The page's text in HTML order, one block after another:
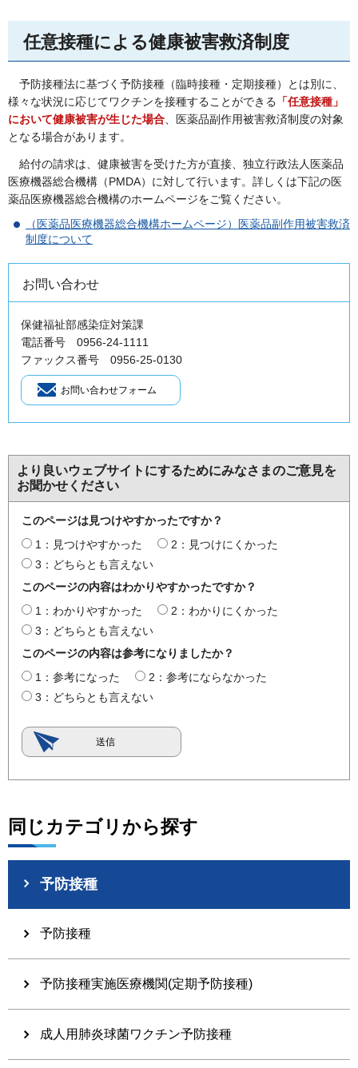
任意接種による健康被害救済制度
予防接種法に基づく予防接種（臨時接種・定期接種）とは別に、
様々な状況に応じてワクチンを接種することができる
「任意接種」
において健康被害が生じた場合、医薬品副作用被害救済制度の対象
となる場合があります。
給付の請求は、健康被害を受けた方が直接、独立行政法人医薬品
医療機器総合機構（PMDA）に対して行います。詳しくは下記の医
薬品医療機器総合機構のホームページをご覧ください。
（医薬品医療機器総合機構ホームページ）医薬品副作用被害救済
制度について
お問い合わせ
保健福祉部感染症対策課
電話番号 0956-24-1111
ファックス番号 0956-25-0130
より良いウェブサイトにするためにみなさまのご意見を
お聞かせください
このページは見つけやすかったですか？
1：見つけやすかった
2：見つけにくかった
3：どちらとも言えない
このページの内容はわかりやすかったですか？
1：わかりやすかった
2：わかりにくかった
3：どちらとも言えない
このページの内容は参考になりましたか？
1：参考になった
2：参考にならなかった
3：どちらとも言えない
同じカテゴリから探す
予防接種
予防接種
予防接種実施医療機関(定期予防接種)
成人用肺炎球菌ワクチン予防接種